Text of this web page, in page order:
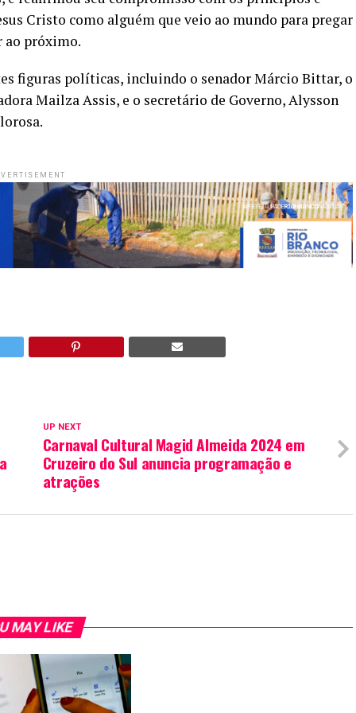
Cristo como alguém que veio ao mundo para pregar
ao próximo.
figuras políticas, incluindo o senador Márcio Bittar, o
Mailza Assis, e o secretário de Governo, Alysson
UP NEXT
Carnaval Cultural Magid Almeida 2024 em
Cruzeiro do Sul anuncia programação e
atrações
MAY LIKE